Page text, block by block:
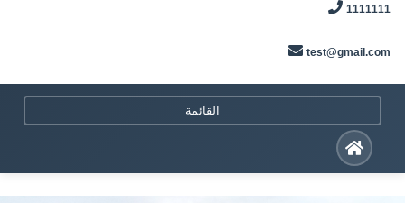
1111111
test@gmail.com
القائمة